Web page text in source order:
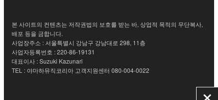
본 사이트의 컨텐츠는 저작권법의 보호를 받는 바, 상업적 목적의 무단복사,
배포 등을 금합니다.
사업장주소 : 서울특별시 강남구 강남대로 298, 11층
사업자등록번호 : 220-86-19131
대표이사 : Suzuki Kazunari
TEL : 야마하뮤직코리아 고객지원센터 080-004-0022